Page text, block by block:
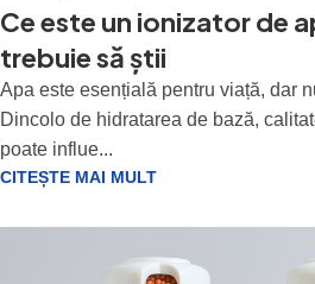
Ce este un ionizator de
trebuie să știi
Apa este esențială pentru viață, dar
Dincolo de hidratarea de bază,
poate influe...
CITEȘTE MAI MULT